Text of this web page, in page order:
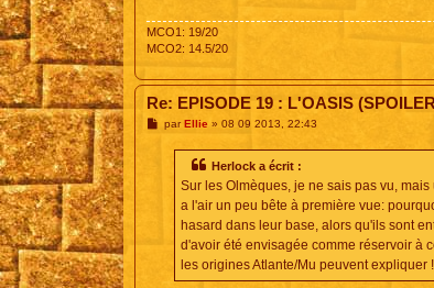
MCO1: 19/20
MCO2: 14.5/20
Re: EPISODE 19 : L'OASIS
MparEllie» 08 09 2013, 22:43
Herlock a écrit :
Sur les Olmèques, je ne sais pas vu,
a l'air un peu bête à première vue:
hasard dans leur base, alors qu'ils sont
d'avoir été envisagée comme réservoir à
les origines Atlante/Mu peuvent expliquer !